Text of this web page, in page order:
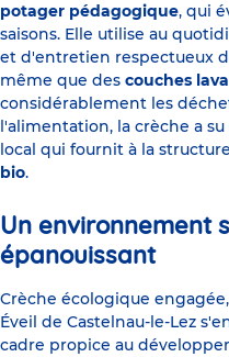
potager pédagogique, qui
saisons. Elle utilise au
et d'entretien respectueux
même que des couches
considérablement les
l'alimentation, la crèche a
local qui fournit à la
bio.
Un environnement
épanouissant
Crèche écologique
Éveil de Castelnau-le-Lez
cadre propice au